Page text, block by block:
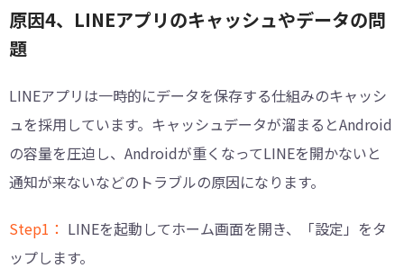
原因4、LINEアプリのキャッシュやデータの問
題
LINEアプリは一時的にデータを保存する仕組みのキャッシ
ュを採用しています。キャッシュデータが溜まるとAndroid
の容量を圧迫し、Androidが重くなってLINEを開かないと
通知が来ないなどのトラブルの原因になります。
Step1： LINEを起動してホーム画面を開き、「設定」をタ
ップします。